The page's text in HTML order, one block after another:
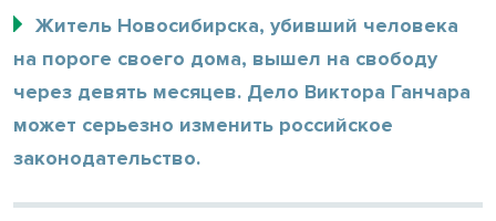
Житель Новосибирска, убивший человека
на пороге своего дома, вышел на свободу
через девять месяцев. Дело Виктора Ганчара
может серьезно изменить российское
законодательство.